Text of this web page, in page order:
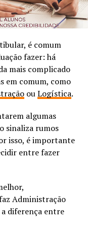
é comum
fazer: há
mais complicado
em comum, como
ouLogística.
algumas
sinaliza rumos
isso, é importante
entre fazer
Administração
diferença entre